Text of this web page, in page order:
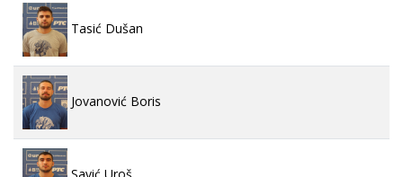
Tasić Dušan
Jovanović Boris